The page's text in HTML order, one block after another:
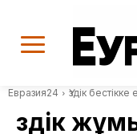
Евразия24 Үздік
Үздік